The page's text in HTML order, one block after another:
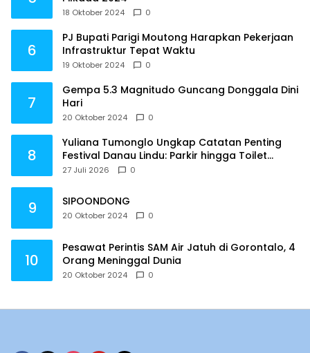
18 Oktober 2024 0
6
PJ Bupati Parigi Moutong Harapkan Pekerjaan
Infrastruktur Tepat Waktu
19 Oktober 2024 0
7
Gempa 5.3 Magnitudo Guncang Donggala Dini
Hari
20 Oktober 2024 0
8
Yuliana Tumonglo Ungkap Catatan Penting
Festival Danau Lindu: Parkir hingga Toilet
Harus Jadi Prioritas
27 Juli 2026 0
9 SIPOONDONG
20 Oktober 2024 0
10
Pesawat Perintis SAM Air Jatuh di Gorontalo, 4
Orang Meninggal Dunia
20 Oktober 2024 0